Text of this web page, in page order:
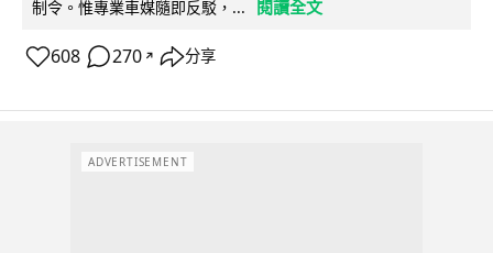
制令。惟專業車媒隨即反駁，...
閱讀全文
608 270 ↗ 分享
ADVERTISEMENT